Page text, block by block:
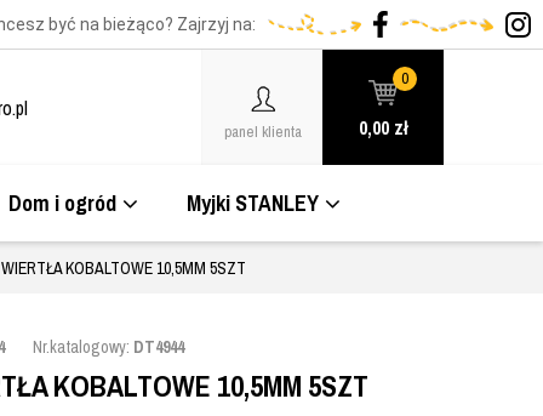
być na bieżąco? Zajrzyj na:
panel klienta
0
0,00 zł
Dom i ogród Myjki STANLEY
KOBALTOWE 10,5MM 5SZT
Nr.katalogowy: DT4944
KOBALTOWE 10,5MM 5SZT